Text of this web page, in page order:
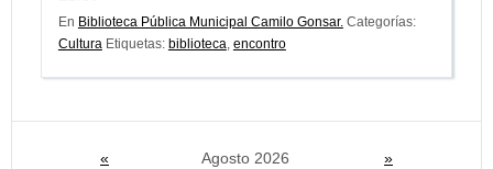
En Biblioteca Pública Municipal Camilo Gonsar. Categorías:
Cultura Etiquetas: biblioteca, encontro
« Agosto 2026 »